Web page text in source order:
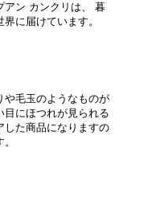
アン カンクリは、 暮
に届けています。
や毛玉のようなものが
目にほつれが見られる
した商品になりますの